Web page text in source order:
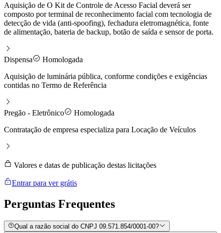
Aquisição de O Kit de Controle de Acesso Facial deverá ser
composto por terminal de reconhecimento facial com tecnologia de
detecção de vida (anti-spoofing), fechadura eletromagnética, fonte
de alimentação, bateria de backup, botão de saída e sensor de porta.
Dispensa
Homologada
Aquisição de luminária pública, conforme condições e exigências
contidas no Termo de Referência
Pregão - Eletrônico
Homologada
Contratação de empresa especializa para Locação de Veículos
Valores e datas de publicação destas licitações
Entrar para ver grátis
Perguntas Frequentes
Qual a razão social do CNPJ 09.571.854/0001-00?